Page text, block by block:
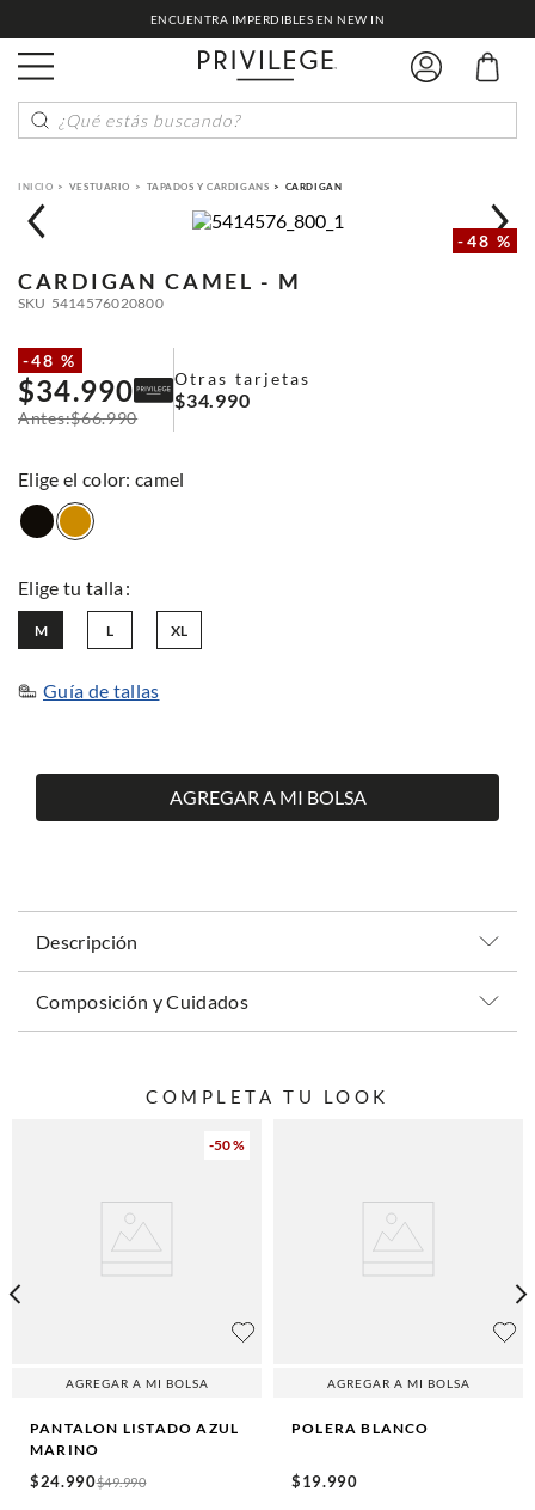
ENCUENTRA IMPERDIBLES EN NEW IN
¿Qué estás buscando?
VESTUARIO TAPADOS Y CARDIGANS CARDIGAN
-48 %
CARDIGAN CAMEL - M
SKU 5414576020800
-48 %
$34.990
$66.990
Otras tarjetas
$34.990
: camel
L
M XL
Guía de tallas
AGREGAR A MI BOLSA
Descripción
Composición y Cuidados
COMPLETA TU LOOK
-50 %
AGREGAR A MI BOLSA
PANTALON LISTADO AZUL
MARINO
$24.990$49.990
AGREGAR A MI BOLSA
POLERA BLANCO
$19.990